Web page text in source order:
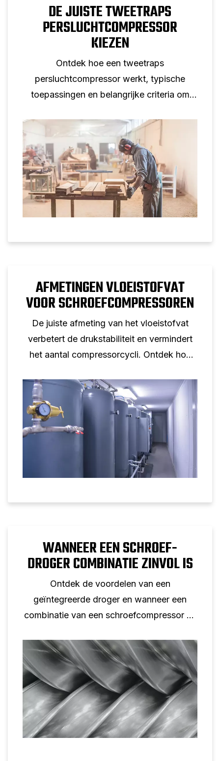
DE JUISTE TWEETRAPS
PERSLUCHTCOMPRESSOR
KIEZEN
Ontdek hoe een tweetraps
persluchtcompressor werkt, typische
toepassingen en belangrijke criteria om
van een tweetraps zuigercompressor voor
professioneel gebruik.
AFMETINGEN VLOEISTOFVAT
VOOR SCHROEFCOMPRESSOREN
De juiste afmeting van het vloeistofvat
verbetert de drukstabiliteit en vermindert
het aantal compressorcycli. Ontdek hoe
schroefcompressor ondersteunt.
WANNEER EEN SCHROEF-
DROGER COMBINATIE ZINVOL IS
Ontdek de voordelen van een
geïntegreerde droger en wanneer een
combinatie van een schroefcompressor en